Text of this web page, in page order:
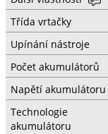
Třída vrtačky
Upínání nástroje
Počet akumulátorů
Napětí akumulátoru
Technologie
akumulátoru